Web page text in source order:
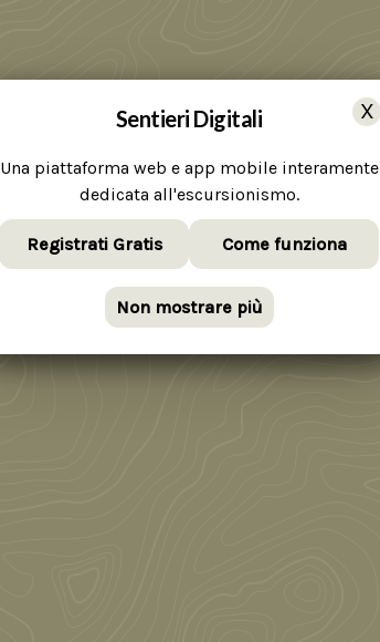
Sentieri Digitali
Una piattaforma web e app mobile interamente
dedicata all'escursionismo.
Registrati Gratis Come funziona
Non mostrare più